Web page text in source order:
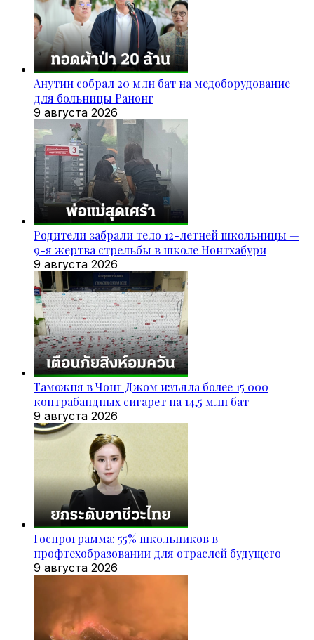
Анутин собрал 20 млн бат на медоборудование
для больницы Ранонг
9 августа 2026
Родители забрали тело 12-летней школьницы —
9-я жертва стрельбы в школе Нонтхабури
9 августа 2026
Таможня в Чонг Джом изъяла более 15 000
контрабандных сигарет на 14,5 млн бат
9 августа 2026
Госпрограмма: 55% школьников в
профтехобразовании для отраслей будущего
9 августа 2026